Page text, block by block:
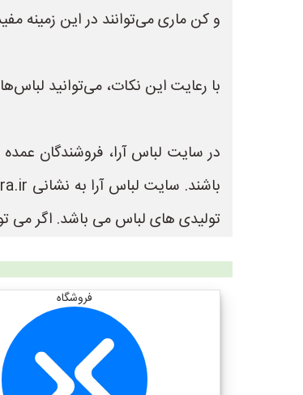
و کن ماری می‌توانند در این زمینه
با رعایت این نکات، می‌توانید
در سایت لباس آرا، فروشندگان
تولیدی های لباس می باشد. اگر می
فروشگاه